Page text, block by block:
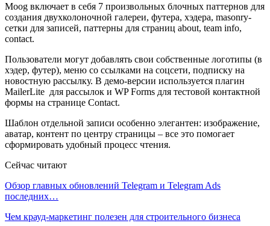
Moog включает в себя 7 произвольных блочных паттернов для
создания двухколоночной галереи, футера, хэдера, masonry-
сетки для записей, паттерны для страниц about, team info,
contact.
Пользователи могут добавлять свои собственные логотипы (в
хэдер, футер), меню со ссылками на соцсети, подписку на
новостную рассылку. В демо-версии используется плагин
MailerLite для рассылок и WP Forms для тестовой контактной
формы на странице Contact.
Шаблон отдельной записи особенно элегантен: изображение,
аватар, контент по центру страницы – все это помогает
сформировать удобный процесс чтения.
Сейчас читают
Обзор главных обновлений Telegram и Telegram Ads
последних…
Чем крауд-маркетинг полезен для строительного бизнеса